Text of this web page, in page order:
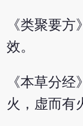
《类聚要
效。
《本草分
火，虚而有